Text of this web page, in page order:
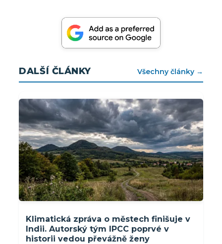
DALŠÍ ČLÁNKY Všechny články →
Klimatická zpráva o městech finišuje v
Indii. Autorský tým IPCC poprvé v
historii vedou převážně ženy